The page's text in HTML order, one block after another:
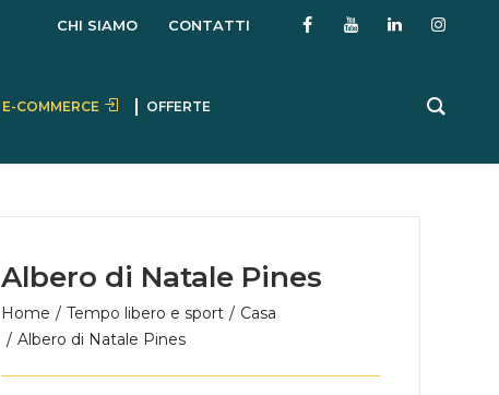
CHI SIAMO CONTATTI
E-COMMERCE OFFERTE
Albero di Natale Pines
Home Tempo libero e sport
Casa
Albero di Natale Pines